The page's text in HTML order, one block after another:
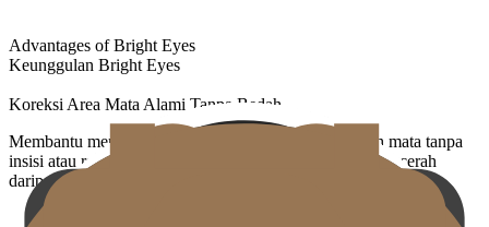
Advantages of Bright Eyes
Keunggulan Bright Eyes
Koreksi Area Mata Alami Tanpa Bedah
Membantu meredakan cekungan dan bayangan bawah mata tanpa
insisi atau reposisi lemak, menciptakan kesan yang lebih cerah
daripada penampilan yang terlihat lelah.